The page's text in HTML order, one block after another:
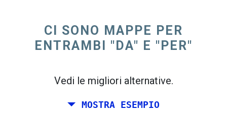
CI SONO MAPPE PER
ENTRAMBI "DA" E "PER"
Vedi le migliori alternative.
MOSTRA ESEMPIO